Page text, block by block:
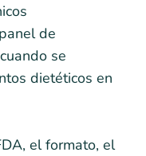
de
se
dietéticos en
el formato, el